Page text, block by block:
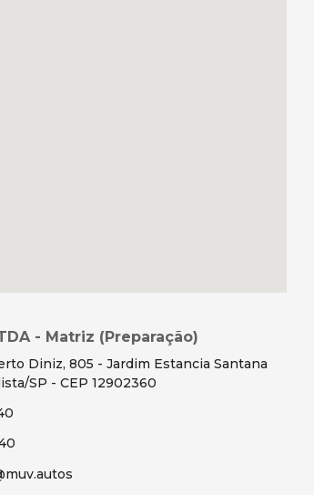
- Matriz (Preparação)
Diniz, 805 - Jardim Estancia Santana
SP - CEP 12902360